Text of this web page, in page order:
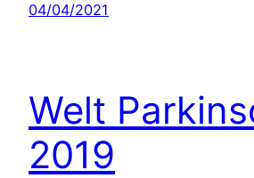
04/04/2021
Welt
2019